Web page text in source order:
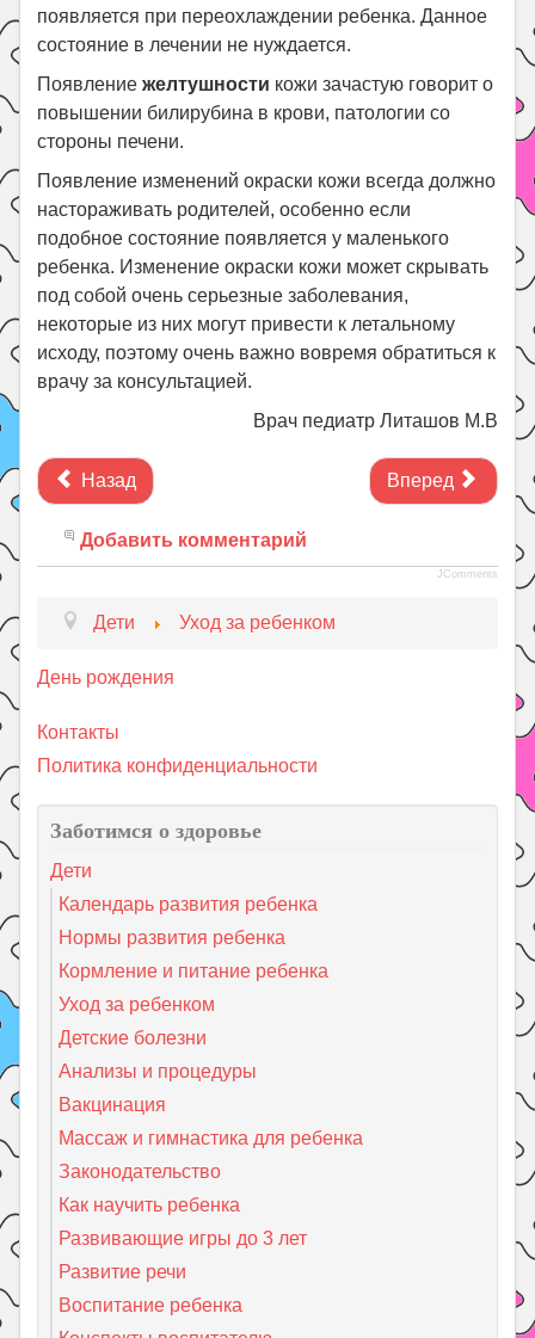
появляется при переохлаждении ребенка. Данное
состояние в лечении не нуждается.
Появлениежелтушности кожи зачастую говорит о
повышении билирубина в крови, патологии со
стороны печени.
Появление изменений окраски кожи всегда должно
настораживать родителей, особенно если
подобное состояние появляется у маленького
ребенка. Изменение окраски кожи может скрывать
под собой очень серьезные заболевания,
некоторые из них могут привести к летальному
исходу, поэтому очень важно вовремя обратиться к
врачу за консультацией.
Врач педиатр Литашов М.В
Назад Вперед
Добавить комментарий
JComments
Дети Уход за ребенком
День рождения
Контакты
Политика конфиденциальности
Заботимся о здоровье
Дети
Календарь развития ребенка
Нормы развития ребенка
Кормление и питание ребенка
Уход за ребенком
Детские болезни
Анализы и процедуры
Вакцинация
Массаж и гимнастика для ребенка
Законодательство
Как научить ребенка
Развивающие игры до 3 лет
Развитие речи
Воспитание ребенка